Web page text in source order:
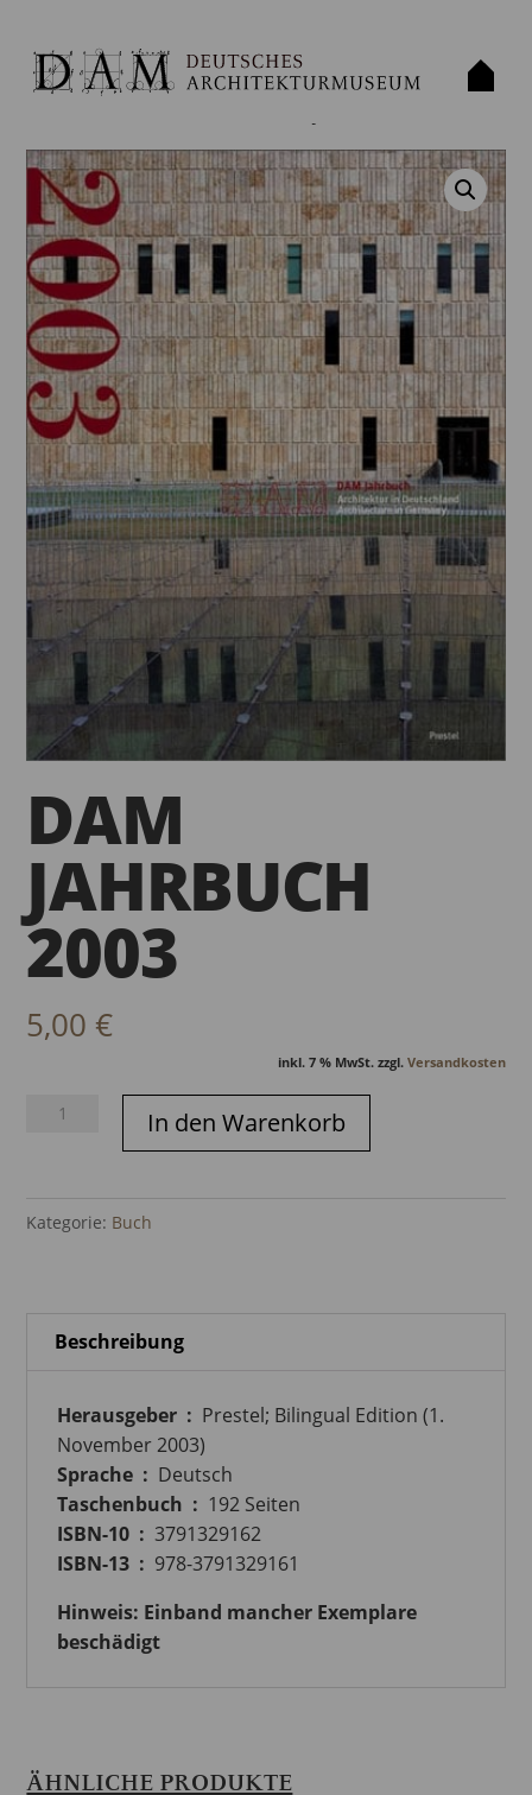
DAM
JAHRBUCH
2003
5,00 €
inkl. 7 % MwSt. zzgl. Versandkosten
DAM
In den Warenkorb
Kategorie: Buch
Beschreibung
Herausgeber ‏ : ‎ Prestel; Bilingual Edition (1.
November 2003)
Sprache ‏ : ‎ Deutsch
Taschenbuch ‏ : ‎ 192 Seiten
ISBN-10 ‏ : ‎3791329162
ISBN-13 ‏ : ‎ 978-3791329161
Hinweis: Einband mancher Exemplare
beschädigt
ÄHNLICHE PRODUKTE